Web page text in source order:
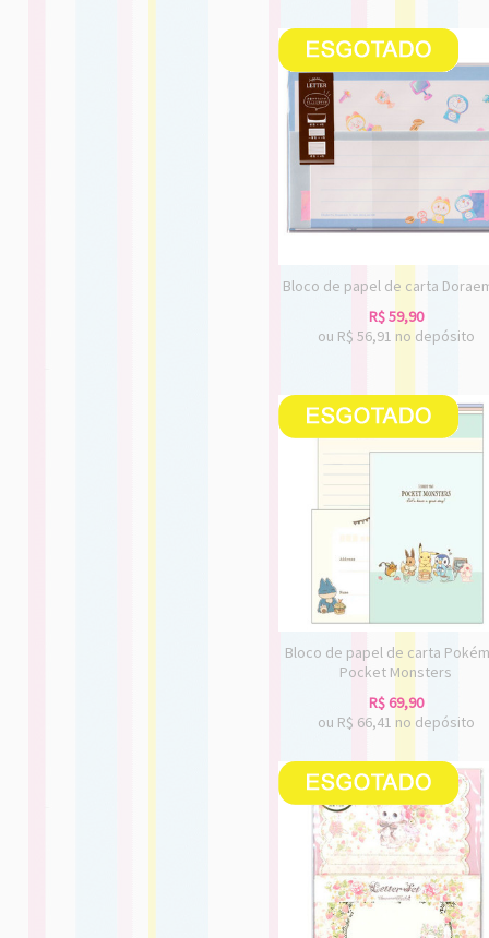
Bloco de papel de carta
R$59,90
ou R$ 56,91 no depósito
Bloco de papel de carta
Pocket Monsters
R$69,90
ou R$ 66,41 no depósito